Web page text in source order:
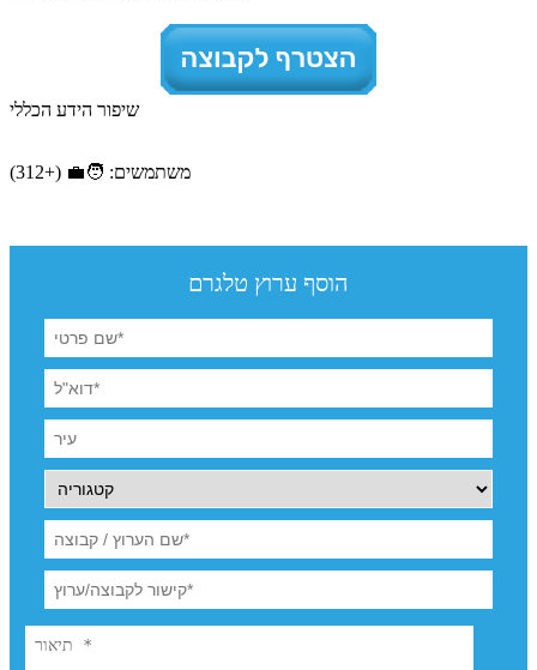
שיפור הידע הכללי
משתמשים: 🧑‍💼 (+312)
הוסף ערוץ טלגרם